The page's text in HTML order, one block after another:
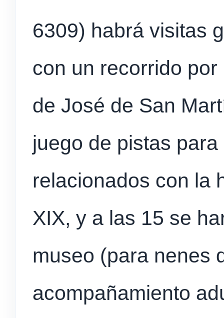
6309) habrá visitas
con un recorrido
de José de San
juego de pistas
relacionados con la
XIX, y a las 15 se
museo (para nenes
acompañamiento